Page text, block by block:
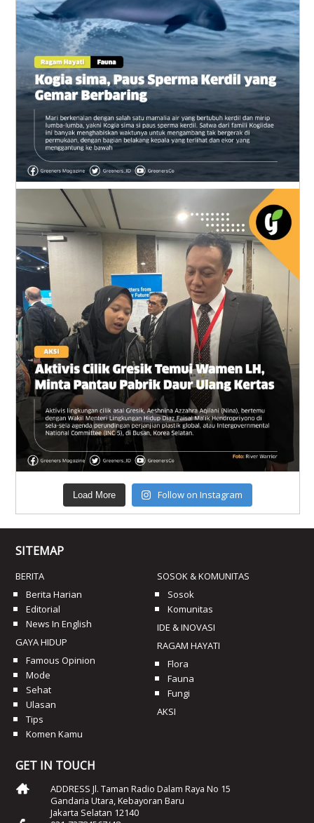
Load More Follow on Instagram
SITEMAP
BERITA
Berita Harian
Editorial
News In English
GAYA HIDUP
Famous Opinion
Mode
Sehat
Ulasan
Tips
Komen Kamu
SOSOK & KOMUNITAS
Sosok
Komunitas
IDE & INOVASI
RAGAM HAYATI
Flora
Fauna
Fungi
AKSI
GET IN TOUCH
ADDRESS Jl. Taman Radio Dalam Raya No 15
Gandaria Utara, Kebayoran Baru
Jakarta Selatan 12140